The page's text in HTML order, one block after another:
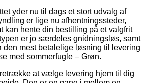
yder nu til dags et stort udvalg af
er lige nu afhentningssteder,
kan hente din bestilling på et valgfrit
er jo særdeles gnidningsløs, samt
den mest betalelige løsning til levering
med sommerfugle – Grøn.
at vælge levering hjem til dig